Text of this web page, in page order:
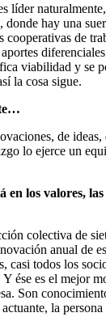
líder
hay una
de
viabilidad y se
la cosa sigue.
de ideas,
lo ejerce un
en los valores,
colectiva de
anual de
casi todos los
ése es el mejor
Son
la